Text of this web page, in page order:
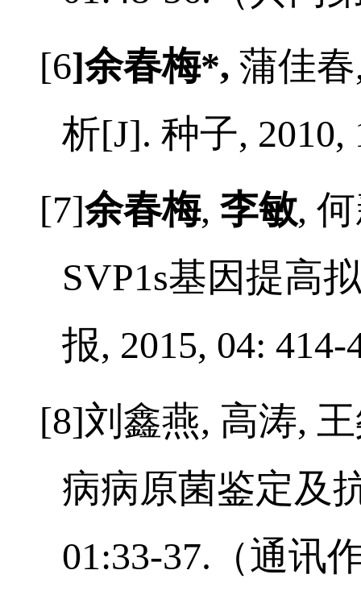
（共同
余春梅 李敏,
SVP1s
[8] 刘鑫燕, 高涛,
病病原菌鉴定